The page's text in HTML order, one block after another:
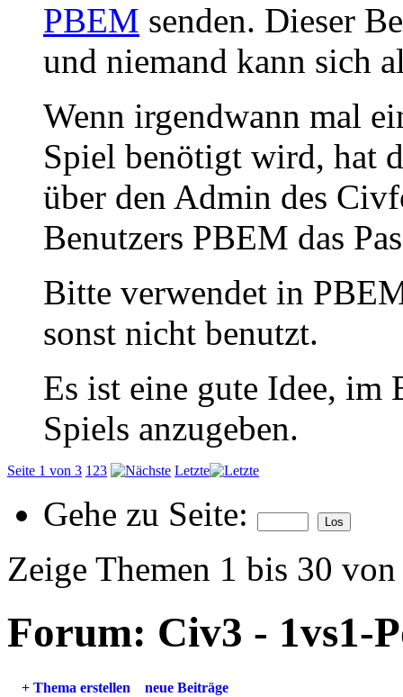
PBEM senden. Dieser
und niemand kann sich
Wenn irgendwann mal
Spiel benötigt wird, hat
über den Admin des
Benutzers PBEM das
Bitte verwendet in
sonst nicht benutzt.
Es ist eine gute Idee, im
Spiels anzugeben.
Seite 1 von 3 1 23 Letzte
Gehe zu Seite:
Zeige Themen 1 bis 30
Forum: Civ3 - 1vs1-
+ Thema erstellen neue Beiträge